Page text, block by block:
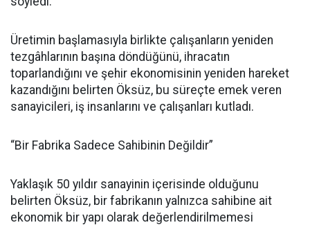
Üretimin başlamasıyla birlikte çalışanların yeniden
tezgâhlarının başına döndüğünü, ihracatın
toparlandığını ve şehir ekonomisinin yeniden hareket
kazandığını belirten Öksüz, bu süreçte emek veren
sanayicileri, iş insanlarını ve çalışanları kutladı.
“Bir Fabrika Sadece Sahibinin Değildir”
Yaklaşık 50 yıldır sanayinin içerisinde olduğunu
belirten Öksüz, bir fabrikanın yalnızca sahibine ait
ekonomik bir yapı olarak değerlendirilmemesi